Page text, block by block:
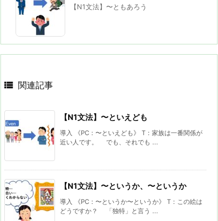
【N1文法】〜ともあろう
 関連記事
【N1文法】〜といえども
導入 《PC：〜といえども》 T：家族は一番関係が
近い人です。 でも、それでも ...
【N1文法】〜というか、〜というか
導入 《PC：〜というか〜というか》 T：この絵は
どうですか？ 「独特」と言う ...